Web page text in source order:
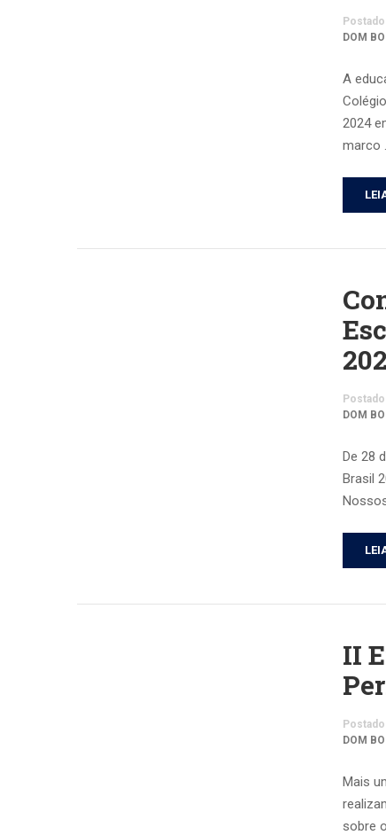
DOM
A
2024
marco
DOM
De 28
Brasil
II
DOM
Mais
sobre